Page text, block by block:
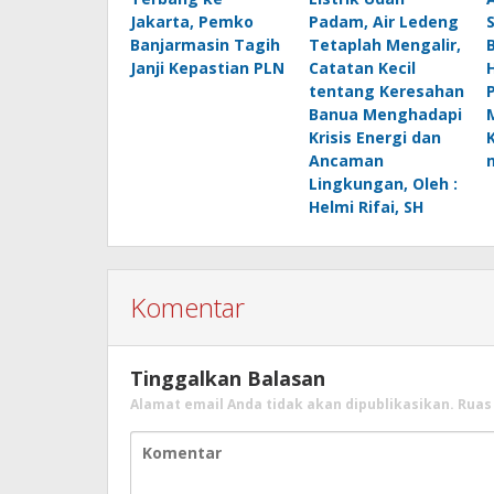
Jakarta, Pemko
Banjarmasin Tagih
Janji Kepastian PLN
Padam, Air Ledeng
Tetaplah Mengalir,
Catatan Kecil
tentang Keresahan
Banua Menghadapi
Krisis Energi dan
Ancaman
Lingkungan, Oleh :
Helmi Rifai, SH
Komentar
Tinggalkan Balasan
Alamat email Anda tidak akan dipublikasikan.